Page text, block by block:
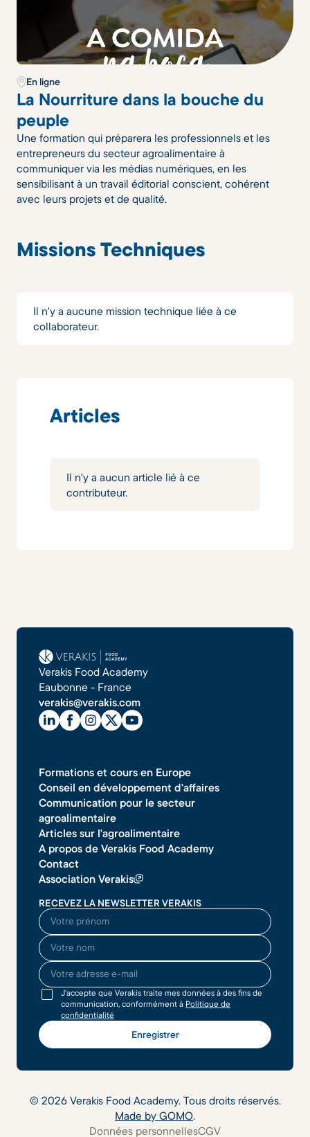
En ligne
La Nourriture dans la bouche du
peuple
Une formation qui préparera les professionnels et les
entrepreneurs du secteur agroalimentaire à
communiquer via les médias numériques, en les
sensibilisant à un travail éditorial conscient, cohérent
avec leurs projets et de qualité.
Missions Techniques
Il n'y a aucune mission technique liée à ce
collaborateur.
Articles
Il n'y a aucun article lié à ce
contributeur.
Verakis Food Academy
Eaubonne - France
verakis@verakis.com
Formations et cours en Europe
Conseil en développement d'affaires
Communication pour le secteur
agroalimentaire
Articles sur l'agroalimentaire
A propos de Verakis Food Academy
Contact
Association Verakis
RECEVEZ LA NEWSLETTER VERAKIS
O seu nome
O seu sobrenome
O seu endereço de email
J'accepte que Verakis traite mes données à des fins de
communication, conformément à Politique de
confidentialité
© 2026Verakis Food Academy. Tous droits réservés.
Made by GOMO.
Données personnellesCGV